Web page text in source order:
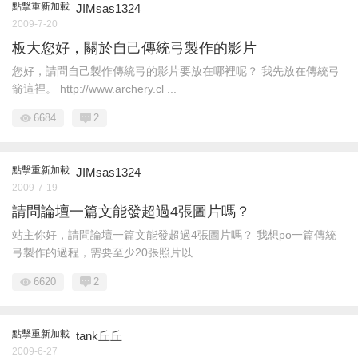
點擊重新加載 JIMsas1324
2009-7-20
板大您好，關於自己傳統弓製作的影片
您好，請問自己製作傳統弓的影片要放在哪裡呢？ 我先放在傳統弓
箭這裡。 http://www.archery.cl ...
6684 2
點擊重新加載 JIMsas1324
2009-7-19
請問論壇一篇文能發超過4張圖片嗎？
站主你好，請問論壇一篇文能發超過4張圖片嗎？ 我想po一篇傳統
弓製作的過程，需要至少20張照片以 ...
6620 2
點擊重新加載 tank丘丘
2009-6-27